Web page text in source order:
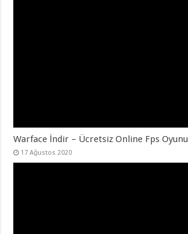
Warface İndir – Ücretsiz Online Fps Oyunu
17 Ağustos 2020